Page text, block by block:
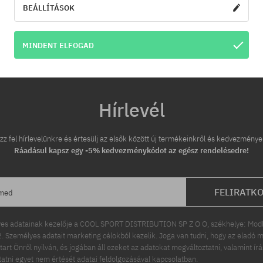
Hírlevél
fel hírlevelünkre és értesülj az elsők között új termékeinkről és
Ráadásul kapsz egy -5% kedvezménykódot az egész rendelésedre!
adatainak kezelője a COOL SPORT DISTRIBUTION SP Z O O, székhelye:
Személyes adatait marketing célokból kezelik. Joga van tudni, hogy az eladó
Önről nyilván, és jogában áll ezeket az adatokat megváltoztatni, valamint
egyet nem értését adatai feldolgozásával kapcsolatban.
BEÁLLÍTÁSOK
MINDENT ELFOGAD